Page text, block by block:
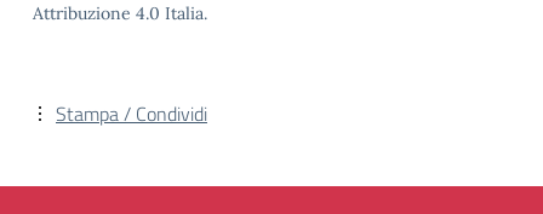
Attribuzione 4.0 Italia.
Stampa / Condividi